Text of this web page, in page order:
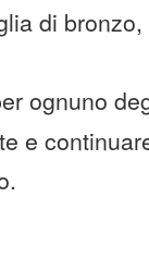
di
ognuno
e